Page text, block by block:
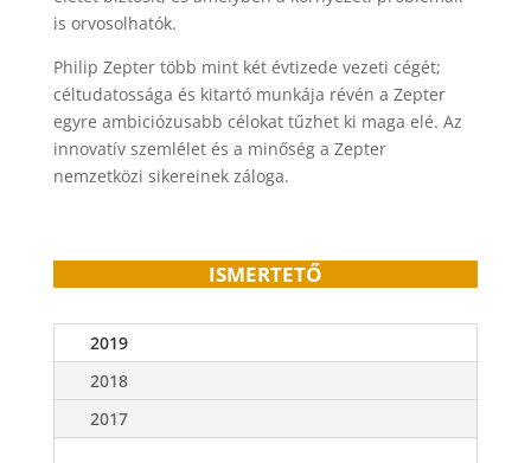
is orvosolhatók.
Philip Zepter több mint két évtizede vezeti cégét;
céltudatossága és kitartó munkája révén a Zepter
egyre ambiciózusabb célokat tűzhet ki maga elé. Az
innovatív szemlélet és a minőség a Zepter
nemzetközi sikereinek záloga.
ISMERTETŐ
2019
2018
2017